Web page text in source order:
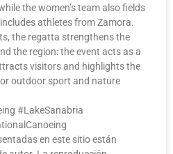
the women’s team also fields
athletes from Zamora.
the regatta strengthens the
the region: the event acts as a
visitors and highlights the
outdoor sport and nature
#LakeSanabria
en este sitio están